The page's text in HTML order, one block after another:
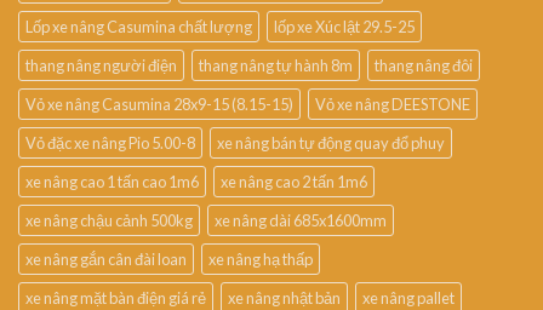
Lốp xe nâng Casumina chất lượng
lốp xe Xúc lật 29.5-25
thang nâng người điện
thang nâng tự hành 8m
thang nâng đôi
Vỏ xe nâng Casumina 28x9-15 (8.15-15)
Vỏ xe nâng DEESTONE
Vỏ đặc xe nâng Pio 5.00-8
xe nâng bán tự động quay đổ phuy
xe nâng cao 1 tấn cao 1m6
xe nâng cao 2 tấn 1m6
xe nâng chậu cảnh 500kg
xe nâng dài 685x1600mm
xe nâng gắn cân đài loan
xe nâng hạ thấp
xe nâng mặt bàn điện giá rẻ
xe nâng nhật bản
xe nâng pallet